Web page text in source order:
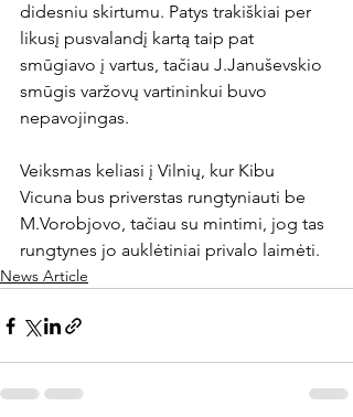
didesniu skirtumu. Patys trakiškiai per
likusį pusvalandį kartą taip pat
smūgiavo į vartus, tačiau J.Januševskio
smūgis varžovų vartininkui buvo
nepavojingas.
Veiksmas keliasi į Vilnių, kur Kibu
Vicuna bus priverstas rungtyniauti be
M.Vorobjovo, tačiau su mintimi, jog tas
rungtynes jo auklėtiniai privalo laimėti.
News Article